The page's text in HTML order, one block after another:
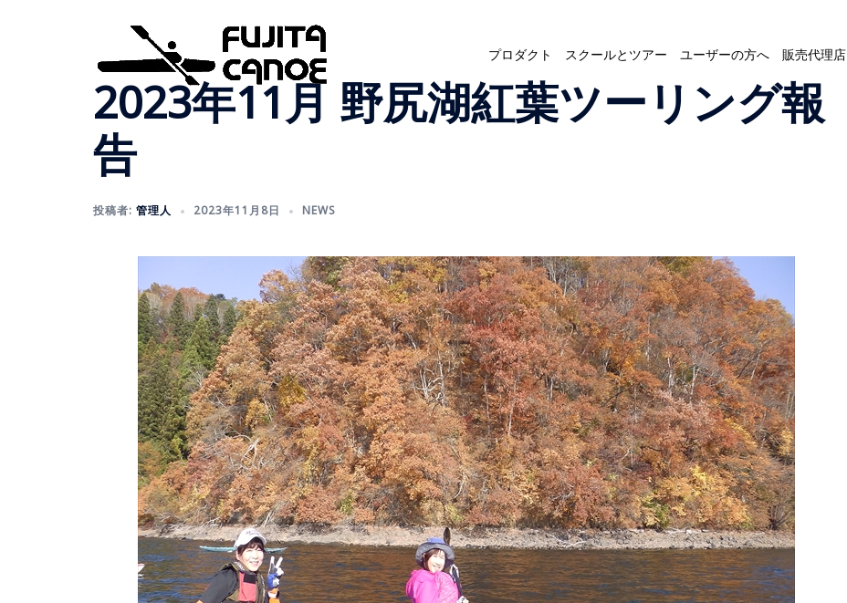
プロダクト スクールとツアー ユーザーの方へ 販売代理店
2023年11月 野尻湖紅葉ツーリング報
告
投稿者: 管理人 2023年11月8日 NEWS